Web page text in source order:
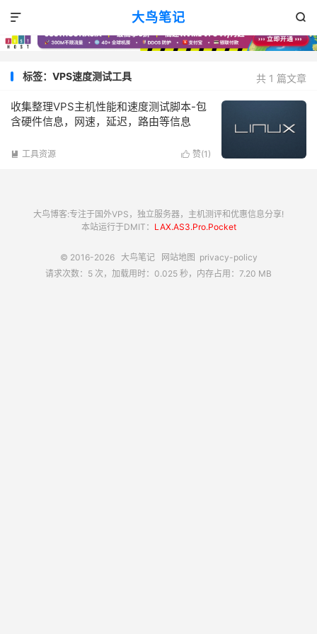
大鸟笔记 

共 1 篇文章
标签：VPS速度测试工具
收集整理VPS主机性能和速度测试脚本-包
含硬件信息，网速，延迟，路由等信息
 赞(1 )
 工具资源
大鸟博客:专注于国外VPS，独立服务器，主机测评和优惠信息分享!
本站运行于DMIT： LAX.AS3.Pro.Pocket
© 2016-2026 大鸟笔记 网站地图 privacy-policy
请求次数：5 次，加载用时：0.025 秒，内存占用：7.20 MB